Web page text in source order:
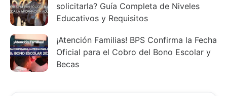
solicitarla? Guía Completa de Niveles
Educativos y Requisitos
¡Atención Familias! BPS Confirma la Fecha
Oficial para el Cobro del Bono Escolar y
Becas